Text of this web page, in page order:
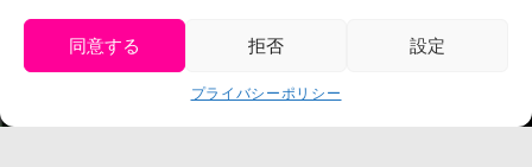
同意する 拒否 設定
プライバシーポリシー
プレスリリース